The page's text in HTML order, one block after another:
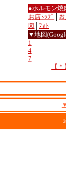
●ホルモン
お店ﾄｯﾌﾟ
図
ﾌｫﾄ
▼地図
1
4
7
【